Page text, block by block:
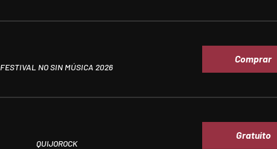
FESTIVAL NO SIN MÚSICA 2026
Comprar
QUIJOROCK
Gratuito